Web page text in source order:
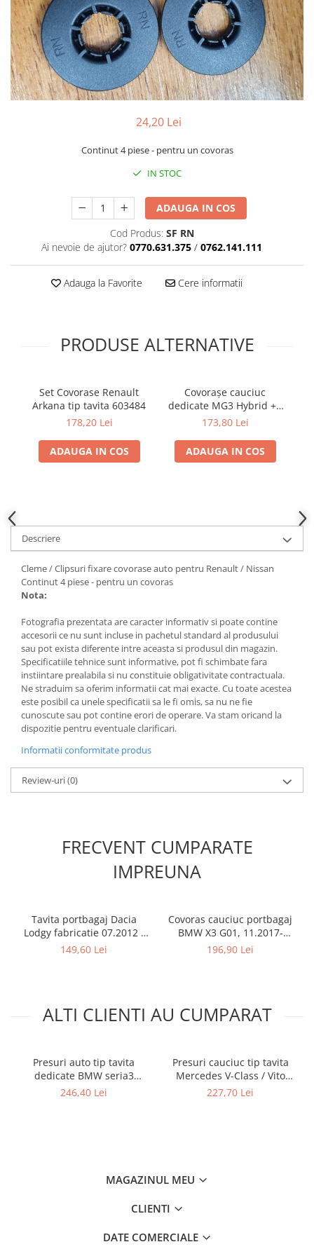
24,20 Lei
Continut 4 piese - pentru un covoras
IN STOC
ADAUGA IN COS
Cod Produs: SF RN
Ai nevoie de ajutor? 0770.631.375 / 0762.141.111
Adauga la Favorite Cere informatii
PRODUSE ALTERNATIVE
Set Covorase Renault
Arkana tip tavita 603484
178,20 Lei
ADAUGA IN COS
Covorașe cauciuc
dedicate MG3 Hybrid + /
MG3 pe benzina 2024-
173,80 Lei
ADAUGA IN COS
Descriere
Cleme / Clipsuri fixare covorase auto pentru Renault / Nissan
Continut 4 piese - pentru un covoras
Nota:
Fotografia prezentata are caracter informativ si poate contine
accesorii ce nu sunt incluse in pachetul standard al produsului
sau pot exista diferente intre aceasta si produsul din magazin.
Specificatiile tehnice sunt informative, pot fi schimbate fara
instiintare prealabila si nu constituie obligativitate contractuala.
Ne straduim sa oferim informatii cat mai exacte. Cu toate acestea
este posibil ca unele specificatii sa le fi omis, sa nu ne fie
cunoscute sau pot contine erori de operare. Va stam oricand la
dispozitie pentru eventuale clarificari.
Informatii conformitate produs
Review-uri(0)
FRECVENT CUMPARATE
IMPREUNA
Tavita portbagaj Dacia
Lodgy fabricatie 07.2012 -
prezent (7 locuri)
149,60 Lei
Covoras cauciuc portbagaj
BMW X3 G01, 11.2017-
prezent, Rigum RKK Cehia
196,90 Lei
ALTI CLIENTI AU CUMPARAT
Presuri auto tip tavita
dedicate BMW seria3
E90/E91/E92 2005-2012
246,40 Lei
Presuri cauciuc tip tavita
Mercedes V-Class / Vito
(W447) randul I + randul II
227,70 Lei
MAGAZINUL MEU
CLIENTI
DATE COMERCIALE